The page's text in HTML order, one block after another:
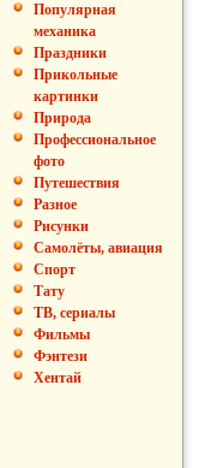
Популярная
механика
Праздники
Прикольные
картинки
Природа
Профессиональное
фото
Путешествия
Разное
Рисунки
Самолёты, авиация
Спорт
Тату
ТВ, сериалы
Фильмы
Фэнтези
Хентай